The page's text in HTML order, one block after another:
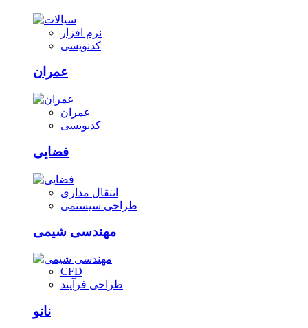
نرم افزار
کدنویسی
عمران
عمران
کدنویسی
فضایی
انتقال مداری
طراحی سیستمی
مهندسی شیمی
CFD
طراحی فرآیند
نانو